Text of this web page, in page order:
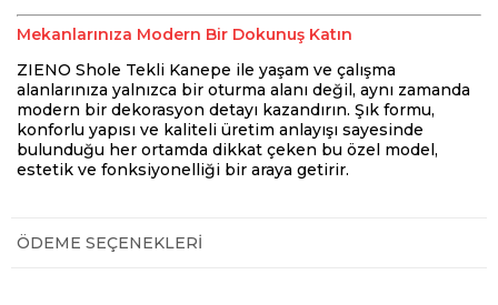
Mekanlarınıza Modern Bir Dokunuş Katın
ZIENO Shole Tekli Kanepe ile yaşam ve çalışma
alanlarınıza yalnızca bir oturma alanı değil, aynı zamanda
modern bir dekorasyon detayı kazandırın. Şık formu,
konforlu yapısı ve kaliteli üretim anlayışı sayesinde
bulunduğu her ortamda dikkat çeken bu özel model,
estetik ve fonksiyonelliği bir araya getirir.
ÖDEME SEÇENEKLERI